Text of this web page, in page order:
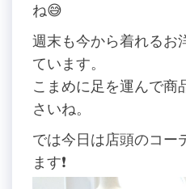
ね😅
週末も今から着れるお
ています。
こまめに足を運んで商
さいね。
では今日は店頭のコー
ます❗️